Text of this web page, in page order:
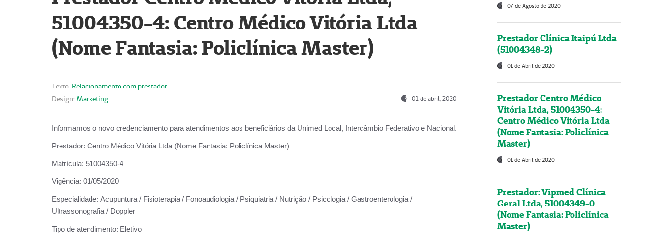
51004350-4: Centro Médico Vitória Ltda
(Nome Fantasia: Policlínica Master)
Texto: Relacionamento com prestador
Design: Marketing 01 de abril, 2020
Informamos o novo credenciamento para atendimentos aos beneficiários da Unimed Local, Intercâmbio Federativo e Nacional.
Prestador: Centro Médico Vitória Ltda (Nome Fantasia: Policlínica Master)
Matrícula: 51004350-4
Vigência: 01/05/2020
Especialidade: Acupuntura / Fisioterapia / Fonoaudiologia / Psiquiatria / Nutrição / Psicologia / Gastroenterologia /
Ultrassonografia / Doppler
Tipo de atendimento: Eletivo
07 de Agosto de 2020
Prestador Clínica Itaipú Ltda
(51004348-2)
01 de Abril de 2020
Prestador Centro Médico
Vitória Ltda, 51004350-4:
Centro Médico Vitória Ltda
(Nome Fantasia: Policlínica
Master)
01 de Abril de 2020
Prestador: Vipmed Clínica
Geral Ltda, 51004349-0
(Nome Fantasia: Policlínica
Master)